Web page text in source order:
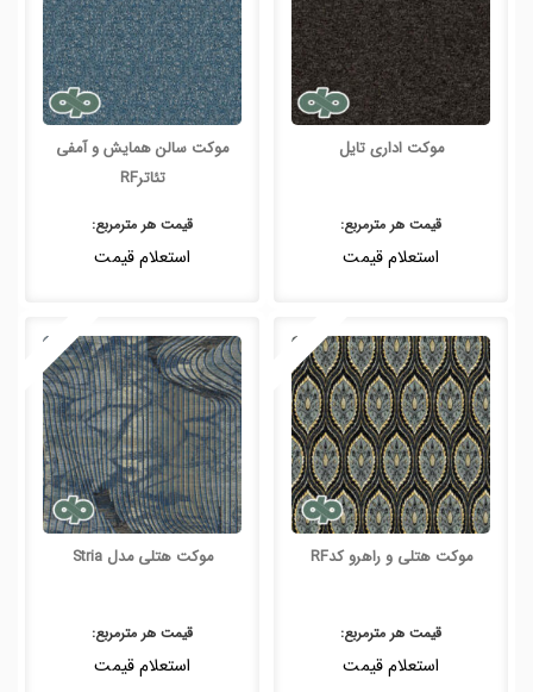
موکت اداری تایل
قیمت هر مترمربع:
استعلام قیمت
موکت سالن همایش و آمفی
تئاترRF
قیمت هر مترمربع:
استعلام قیمت
موکت هتلی و راهرو کدRF
قیمت هر مترمربع:
استعلام قیمت
موکت هتلی مدل Stria
قیمت هر مترمربع:
استعلام قیمت